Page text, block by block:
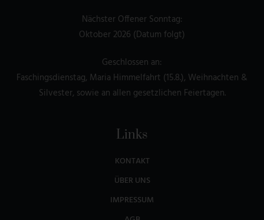
Nächster Offener Sonntag:
Oktober 2026 (Datum folgt)
Geschlossen an:
Faschingsdienstag, Maria Himmelfahrt (15.8.), Weihnachten &
Silvester, sowie an allen gesetzlichen Feiertagen.
Links
KONTAKT
ÜBER UNS
IMPRESSUM